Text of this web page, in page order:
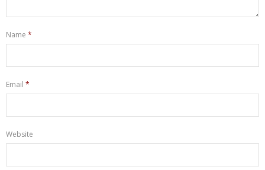
Name *
Email *
Website